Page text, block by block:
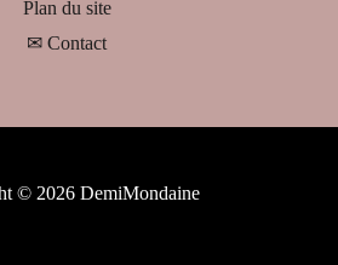
Plan du site
✉ Contact
© 2026 DemiMondaine